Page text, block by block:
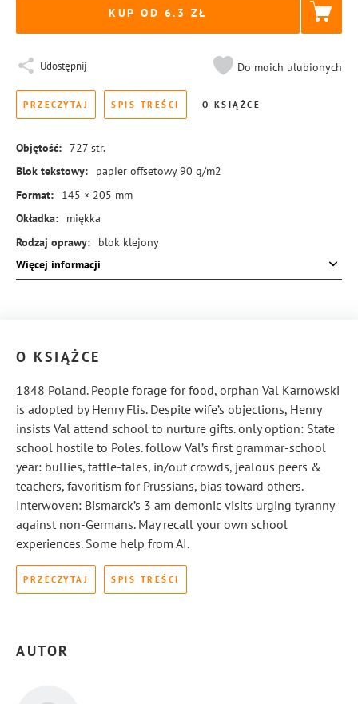
KUP OD 6.3
Udostępnij Do moich ulubionych
PRZECZYTAJ SPIS TREŚCI O KSIĄŻCE
Objętość: 727 str.
Blok tekstowy:
papier offsetowy 90 g/m2
Format:
145 × 205 mm
Okładka:
miękka
Rodzaj oprawy:
blok klejony
ISBN:
978-83-8440-857-5
Więcej informacji
O KSIĄŻCE
1848 Poland. People forage for food, orphan Val Karnowski
is adopted by Henry Flis. Despite wife’s objections, Henry
insists Val attend school to nurture gifts. only option: State
school hostile to Poles. follow Val’s first grammar-school
year: bullies, tattle-tales, in/out crowds, jealous peers &
teachers, favoritism for Prussians, bias toward others.
Interwoven: Bismarck’s 3 am demonic visits urging tyranny
against non-Germans. May recall your own school
experiences. Some help from AI.
PRZECZYTAJ SPIS TREŚCI
AUTOR